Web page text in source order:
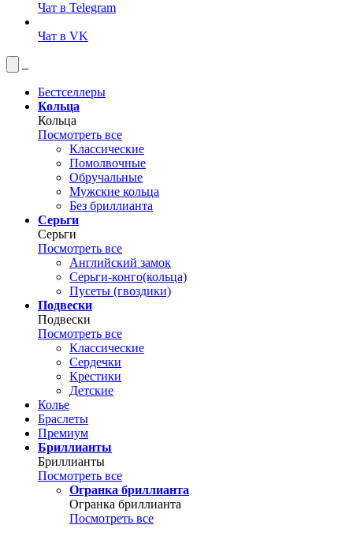
Чат в Telegram
Чат в VK
Бестселлеры
Кольца
Кольца
Посмотреть все
Классические
Помолвочные
Обручальные
Мужские кольца
Без бриллианта
Серьги
Серьги
Посмотреть все
Английский замок
Серьги-конго(кольца)
Пусеты (гвоздики)
Подвески
Подвески
Посмотреть все
Классические
Сердечки
Крестики
Детские
Колье
Браслеты
Премиум
Бриллианты
Бриллианты
Посмотреть все
Огранка бриллианта
Огранка бриллианта
Посмотреть все